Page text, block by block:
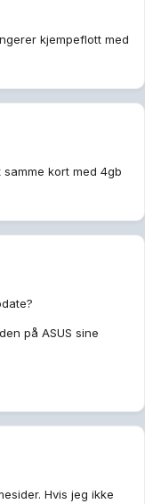
kjempeflott med
kort med 4gb
på ASUS sine
Hvis jeg ikke